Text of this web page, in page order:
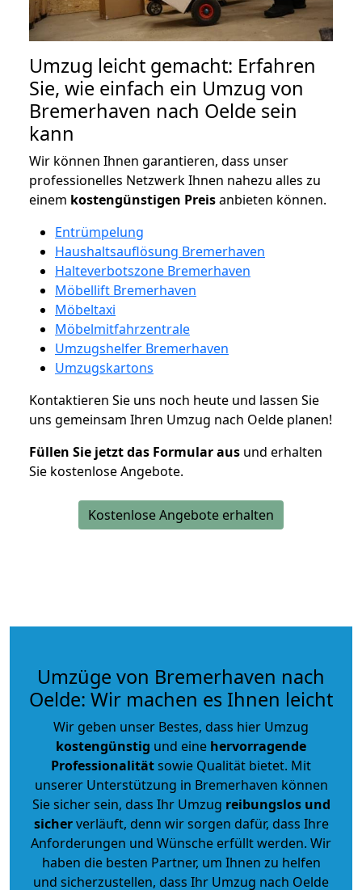
Umzug leicht gemacht: Erfahren
Sie, wie einfach ein Umzug von
Bremerhaven nach Oelde sein
kann
Wir können Ihnen garantieren, dass unser
professionelles Netzwerk Ihnen nahezu alles zu
einem kostengünstigen Preisanbieten können.
Entrümpelung
Haushaltsauflösung Bremerhaven
Halteverbotszone Bremerhaven
Möbellift Bremerhaven
Möbeltaxi
Möbelmitfahrzentrale
Umzugshelfer Bremerhaven
Umzugskartons
Kontaktieren Sie uns noch heute und lassen Sie
uns gemeinsam Ihren Umzug nach Oelde planen!
Füllen Sie jetzt das Formular aus und erhalten
Sie kostenlose Angebote.
Kostenlose Angebote erhalten
Umzüge von Bremerhaven nach
Oelde: Wir machen es Ihnen leicht
Wir geben unser Bestes, dass hier Umzug
kostengünstig und eine hervorragende
Professionalitätsowie Qualität bietet. Mit
unserer Unterstützung in Bremerhaven können
Sie sicher sein, dass Ihr Umzug reibungslos und
sicherverläuft, denn wir sorgen dafür, dass Ihre
Anforderungen und Wünsche erfüllt werden. Wir
haben die besten Partner, um Ihnen zu helfen
und sicherzustellen, dass Ihr Umzug nach Oelde